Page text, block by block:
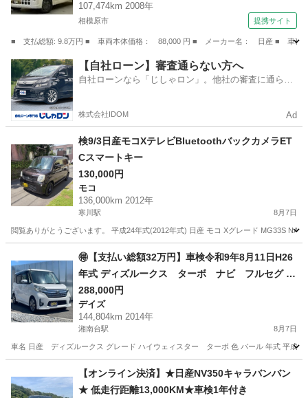
107,474km 2008年
相模原市 提携サイト
■ 支払総額: 9.8万円 ■ 車両本体価格： 88,000 円 ■ メーカー名： 日産 ■ 車
神奈川 相模原市 その他
【自社ローン】審査通らない方へ
自社ローンなら「じしゃロン」。他社の審査に通らな
株式会社IDOM Ad
検9/3日産モコXテレビBluetoothバックカメラET
Cスマートキー
130,000円
モコ
136,000km 2012年
寒川駅 8月7日
閲覧ありがとうございます。 平成24年式(2012年式) 日産 モコ Xグレード MG33S NA
寒川駅 モコ
🉐【支払い総額32万円】車検令和9年8月11日H26
年式 ディズルークス ターボ ナビ フルセグ 調
子良好 修復歴無し 乗って帰れる！
288,000円
デイズ
144,804km 2014年
湘南台駅 8月7日
車名 日産 ディズルークス グレード ハイウェィスター ターボ 色 パール 年式 平成26
湘南台駅 デイズ 車両
【オンライン決済】★日産NV350キャラバンバン
★ 低走行距離13,000KM★車検1年付き